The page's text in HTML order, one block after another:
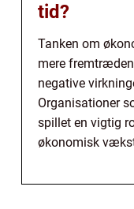
tid?
Tanken om
mere
negative
Organisationer
spillet en vigtig
økonomisk